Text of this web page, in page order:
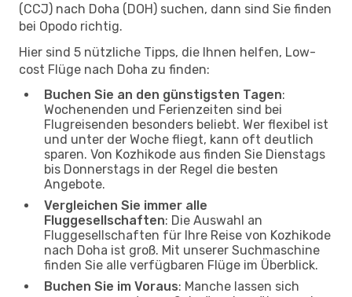
(CCJ) nach Doha (DOH) suchen, dann sind Sie finden
bei Opodo richtig.
Hier sind 5 nützliche Tipps, die Ihnen helfen, Low-
cost Flüge nach Doha zu finden:
Buchen Sie an den günstigsten Tagen:
Wochenenden und Ferienzeiten sind bei
Flugreisenden besonders beliebt. Wer flexibel ist
und unter der Woche fliegt, kann oft deutlich
sparen. Von Kozhikode aus finden Sie Dienstags
bis Donnerstags in der Regel die besten
Angebote.
Vergleichen Sie immer alle
Fluggesellschaften: Die Auswahl an
Fluggesellschaften für Ihre Reise von Kozhikode
nach Doha ist groß. Mit unserer Suchmaschine
finden Sie alle verfügbaren Flüge im Überblick.
Buchen Sie im Voraus: Manche lassen sich